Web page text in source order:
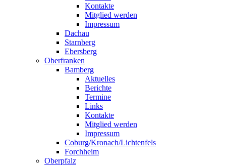
Kontakte
Mitglied werden
Impressum
Dachau
Starnberg
Ebersberg
Oberfranken
Bamberg
Aktuelles
Berichte
Termine
Links
Kontakte
Mitglied werden
Impressum
Coburg/Kronach/Lichtenfels
Forchheim
Oberpfalz